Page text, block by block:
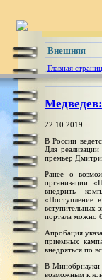
Внешняя
Главная
22.10.2019
В России
Для
премьер
Ранее о
организации
внедрить
«Поступление
вступительных
портала можно
Апробация
приемных
внедряться по
В Минобрнауки
возможным к